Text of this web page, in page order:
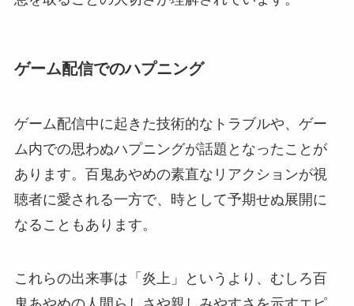
ゲーム配信でのハプニング
ゲーム配信中に起きた技術的なトラブルや、ゲー
ム内での思わぬハプニングが話題となったことが
あります。百鬼あやめの素直なリアクションが視
聴者に愛される一方で、時として予期せぬ展開に
なることもあります。
これらの出来事は「炎上」というより、むしろ百